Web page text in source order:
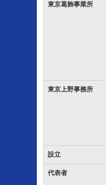
東京葛飾事業所
東京上野事務所
設立
代表者